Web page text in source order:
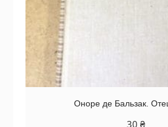
Оноре де Бальзак.
30 ₴